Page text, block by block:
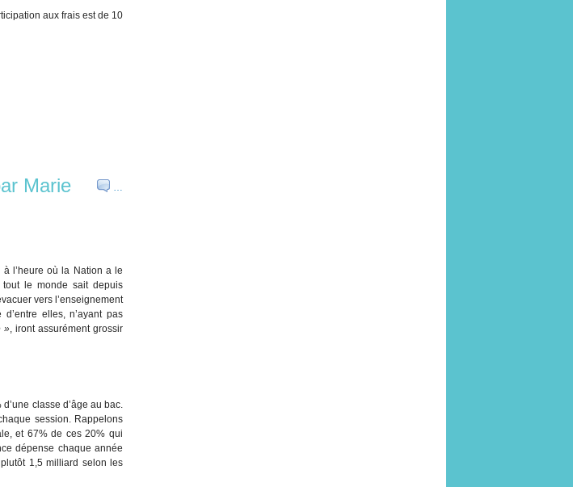
aux frais est de 10
…
Marie
l’heure où la Nation a le
le monde sait depuis
vers l’enseignement
elles, n’ayant pas
», iront assurément grossir
classe d’âge au bac.
session. Rappelons
et 67% de ces 20% qui
dépense chaque année
1,5 milliard selon les